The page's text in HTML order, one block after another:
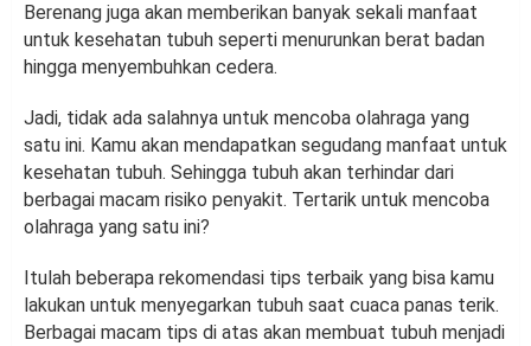
Berenang juga akan memberikan banyak sekali manfaat
untuk kesehatan tubuh seperti menurunkan berat badan
hingga menyembuhkan cedera.
Jadi, tidak ada salahnya untuk mencoba olahraga yang
satu ini. Kamu akan mendapatkan segudang manfaat untuk
kesehatan tubuh. Sehingga tubuh akan terhindar dari
berbagai macam risiko penyakit. Tertarik untuk mencoba
olahraga yang satu ini?
Itulah beberapa rekomendasi tips terbaik yang bisa kamu
lakukan untuk menyegarkan tubuh saat cuaca panas terik.
Berbagai macam tips di atas akan membuat tubuh menjadi